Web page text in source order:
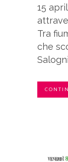
15
Tra
che